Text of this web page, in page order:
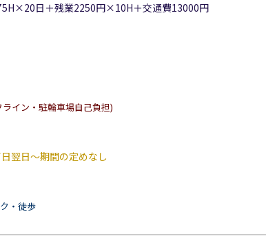
日＋残業2250円×10H＋交通費13000円
ライン・駐輪車場自己負担)
翌日～期間の定めなし
・徒歩